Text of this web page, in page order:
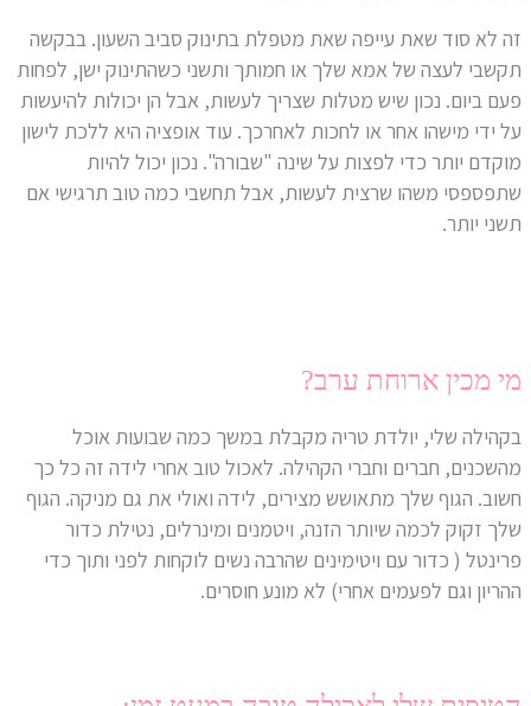
זה לא סוד שאת עייפה שאת מטפלת בתינוק סביב השעון. בבקשה
תקשבי לעצה של אמא שלך או חמותך ותשני כשהתינוק ישן, לפחות
פעם ביום. נכון שיש מטלות שצריך לעשות, אבל הן יכולות להיעשות
על ידי מישהו אחר או לחכות לאחרכך. עוד אופציה היא ללכת לישון
מוקדם יותר כדי לפצות על שינה "שבורה". נכון יכול להיות
שתפספסי משהו שרצית לעשות, אבל תחשבי כמה טוב תרגישי אם
תשני יותר.
מי מכין ארוחת ערב?
בקהילה שלי, יולדת טריה מקבלת במשך כמה שבועות אוכל
מהשכנים, חברים וחברי הקהילה. לאכול טוב אחרי לידה זה כל כך
חשוב. הגוף שלך מתאושש מצירים, לידה ואולי את גם מניקה. הגוף
שלך זקוק לכמה שיותר הזנה, ויטמנים ומינרלים, נטילת כדור
פרינטל ( כדור עם ויטימינים שהרבה נשים לוקחות לפני ותוך כדי
ההריון וגם לפעמים אחרי) לא מונע חוסרים.